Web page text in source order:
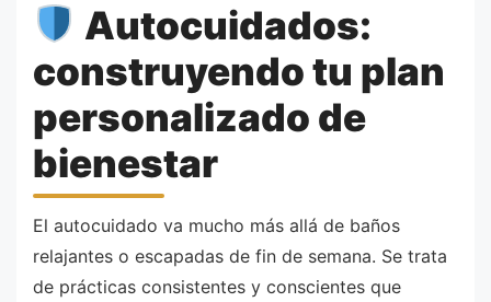
Autocuidados:
construyendo tu plan
personalizado de
bienestar
El autocuidado va mucho más allá de baños
relajantes o escapadas de fin de semana. Se trata
de prácticas consistentes y conscientes que